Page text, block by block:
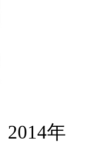
2014年